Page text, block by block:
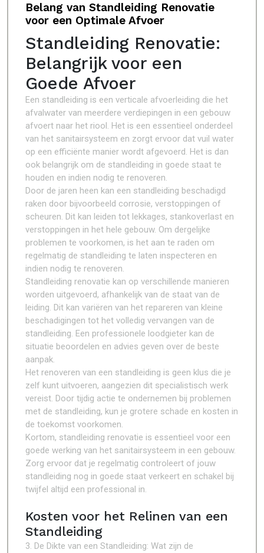
Belang van Standleiding Renovatie
voor een Optimale Afvoer
Standleiding Renovatie:
Belangrijk voor een
Goede Afvoer
Een standleiding is een verticale afvoerleiding die het
afvalwater van meerdere verdiepingen in een gebouw
afvoert naar het riool. Het is een essentieel onderdeel
van het sanitairsysteem en zorgt ervoor dat vuil water
op een efficiënte manier wordt afgevoerd. Het is dan
ook belangrijk om de standleiding in goede staat te
houden en indien nodig te renoveren.
Door de jaren heen kan een standleiding beschadigd
raken door bijvoorbeeld corrosie, verstoppingen of
scheuren. Dit kan leiden tot lekkages, stankoverlast en
verstoppingen in het hele gebouw. Om dergelijke
problemen te voorkomen, is het aan te raden om
regelmatig de standleiding te laten inspecteren en
indien nodig te renoveren.
Standleiding renovatie kan op verschillende manieren
worden uitgevoerd, afhankelijk van de staat van de
leiding. Dit kan variëren van het repareren van kleine
beschadigingen tot het volledig vervangen van de
standleiding. Een professionele loodgieter kan de
situatie beoordelen en advies geven over de beste
aanpak.
Het renoveren van een standleiding is geen klus die je
zelf kunt uitvoeren, aangezien dit specialistisch werk
vereist. Door tijdig actie te ondernemen bij problemen
met de standleiding, kun je grotere schade en kosten in
de toekomst voorkomen.
Kortom, standleiding renovatie is essentieel voor een
goede werking van het sanitairsysteem in een gebouw.
Zorg ervoor dat je regelmatig controleert of jouw
standleiding nog in goede staat verkeert en schakel bij
twijfel altijd een professional in.
Kosten voor het Relinen van een
Standleiding
3. De Dikte van een Standleiding: Wat zijn de